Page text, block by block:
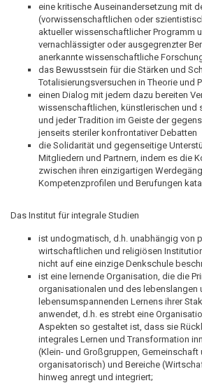
eine kritische Auseinandersetzung mit
(vorwissenschaftlichen oder
aktueller wissenschaftlicher Programm
vernachlässigter oder ausgegrenzter
anerkannte wissenschaftliche
das Bewusstsein für die Stärken und
Totalisierungsversuchen in Theorie und
einen Dialog mit jedem dazu bereiten
wissenschaftlichen, künstlerischen und
und jeder Tradition im Geiste der
jenseits steriler konfrontativer Debatten
die Solidarität und gegenseitige
Mitgliedern und Partnern, indem es die
zwischen ihren einzigartigen
Kompetenzprofilen und Berufungen
Das Institut für integrale Studien
ist undogmatisch, d.h. unabhängig von
wirtschaftlichen und religiösen
nicht auf eine einzige Denkschule
ist eine lernende Organisation, die die
organisationalen und des lebenslangen
lebensumspannenden Lernens ihrer
anwendet, d.h. es strebt eine
Aspekten so gestaltet ist, dass sie
integrales Lernen und Transformation
(Klein- und Großgruppen, Gemeinschaft
organisatorisch) und Bereiche
hinweg anregt und integriert;